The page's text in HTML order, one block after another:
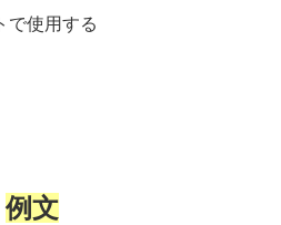
で使用する
例文